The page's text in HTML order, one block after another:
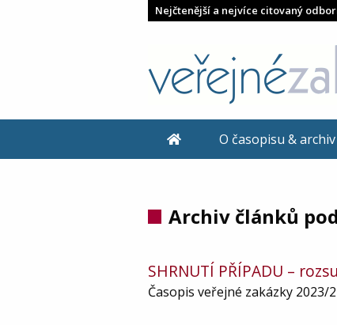
Nejčtenější a nejvíce citovaný
O časopisu & archiv
Archiv článků
SHRNUTÍ PŘÍPADU –
Časopis veřejné zakázky 2023/2